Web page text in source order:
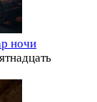
ночи